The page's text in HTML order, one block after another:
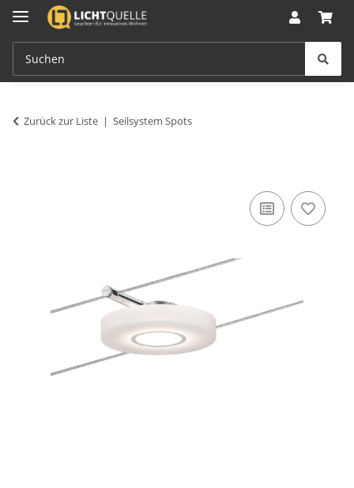
Zurück zur Liste Seilsystem Spots